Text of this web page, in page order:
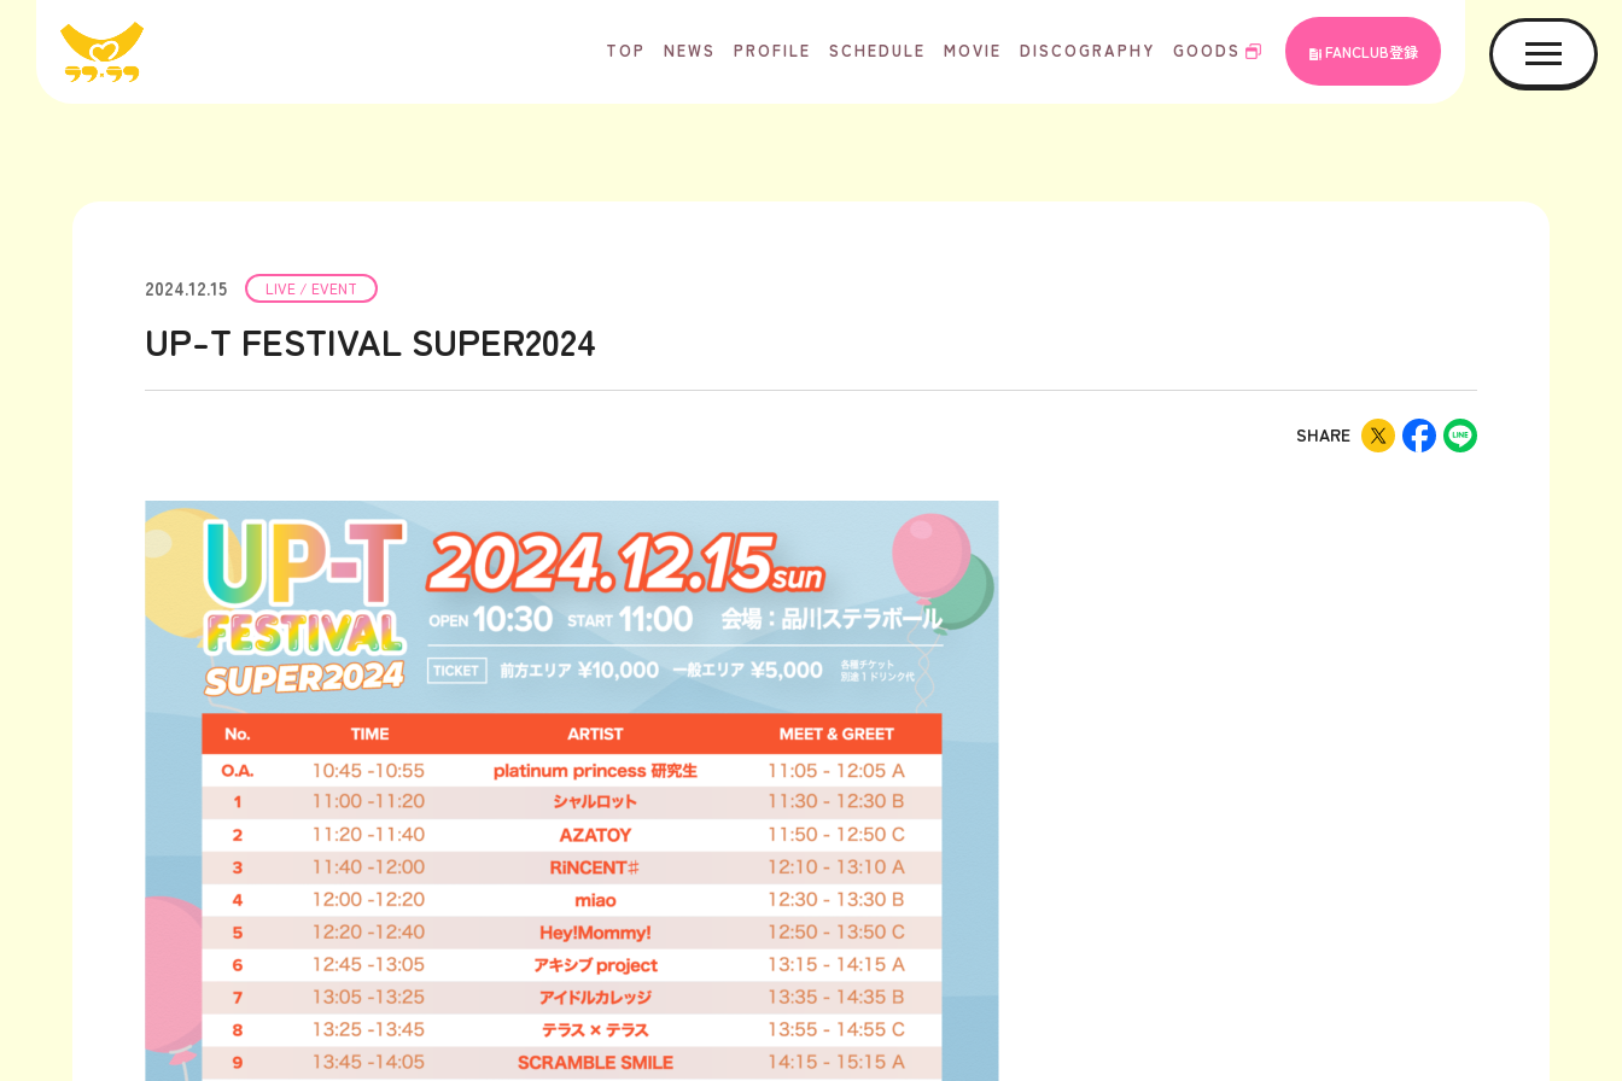
TOP NEWS PROFILE SCHEDULE MOVIE DISCOGRAPHY GOODS FANCLUB登録
2024.12.15 LIVE / EVENT
UP-T FESTIVAL SUPER2024
SHARE